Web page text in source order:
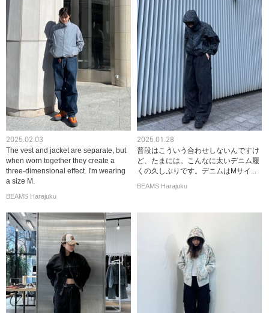
2025.02.03
The vest and jacket are separate, but
when worn together they create a
three-dimensional effect. I'm wearing
a size M.
BEAMS Harajuku
2025.01.28
普段はこういう合わせしないんですけ
ど、たまには。こんなに太いデニム履
くの久しぶりです。デニムはMサイ...
BEAMS Harajuku